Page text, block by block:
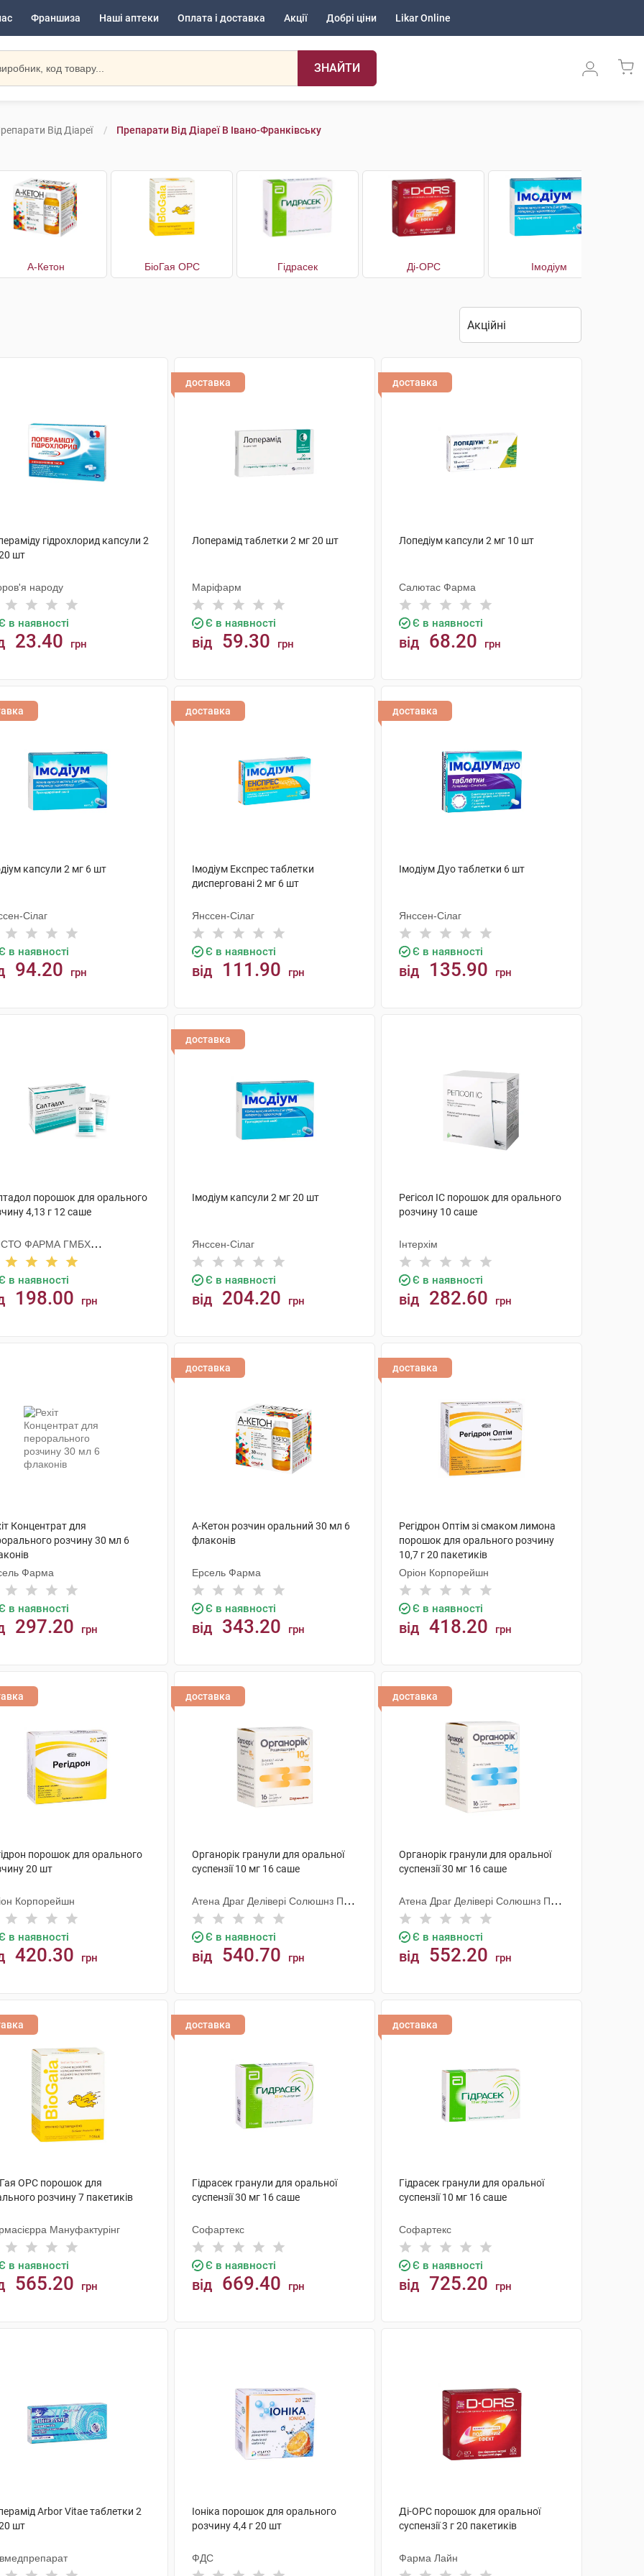
Франшиза Наші аптеки Оплата і доставка Акції Добрі ціни Likar Online
ЗНАЙТИ
Від Діареї Препарати Від Діареї В Івано-Франківську
А-Кетон БіоГая ОРС Гідрасек Ді-ОРС Імодіум
гідрохлорид капсули 2
шт
народу
в наявності
23.40 грн
доставка
Лоперамід таблетки 2 мг 20 шт
Маріфарм
Є в наявності
від 59.30 грн
доставка
Лопедіум капсули 2 мг 10 шт
Салютас Фарма
Є в наявності
від 68.20 грн
капсули 2 мг 6 шт
Сілаг
в наявності
94.20 грн
доставка
Імодіум Експрес таблетки
дисперговані 2 мг 6 шт
Янссен-Сілаг
Є в наявності
від 111.90 грн
доставка
Імодіум Дуо таблетки 6 шт
Янссен-Сілаг
Є в наявності
від 135.90 грн
порошок для орального
4,13 г 12 саше
ФАРМА ГМБХ
в наявності
198.00 грн
доставка
Імодіум капсули 2 мг 20 шт
Янссен-Сілаг
Є в наявності
від 204.20 грн
Регісол ІС порошок для орального
розчину 10 саше
Інтерхім
Є в наявності
від 282.60 грн
Концентрат для
розчину 30 мл 6
Фарма
в наявності
297.20 грн
доставка
А-Кетон розчин оральний 30 мл 6
флаконів
Ерсель Фарма
Є в наявності
від 343.20 грн
доставка
Регідрон Оптім зі смаком лимона
порошок для орального розчину
10,7 г 20 пакетиків
Оріон Корпорейшн
Є в наявності
від 418.20 грн
порошок для орального
20 шт
Корпорейшн
в наявності
420.30 грн
доставка
Органорік гранули для оральної
суспензії 10 мг 16 саше
Атена Драг Делівері Солюшнз ПВТ.
ЛТД
Є в наявності
від 540.70 грн
доставка
Органорік гранули для оральної
суспензії 30 мг 16 саше
Атена Драг Делівері Солюшнз ПВТ.
ЛТД
Є в наявності
від 552.20 грн
ОРС порошок для
розчину 7 пакетиків
Мануфактурінг
в наявності
565.20 грн
доставка
Гідрасек гранули для оральної
суспензії 30 мг 16 саше
Софартекс
Є в наявності
від 669.40 грн
доставка
Гідрасек гранули для оральної
суспензії 10 мг 16 саше
Софартекс
Є в наявності
від 725.20 грн
Arbor Vitae таблетки 2
шт
Іоніка порошок для орального
розчину 4,4 г 20 шт
ФДС
Ді-ОРС порошок для оральної
суспензії 3 г 20 пакетиків
Фарма Лайн